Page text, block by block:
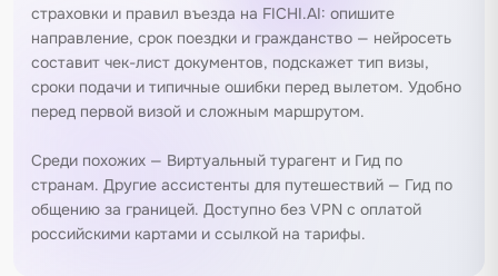
страховки и правил въезда на FICHI.AI: опишите
направление, срок поездки и гражданство — нейросеть
составит чек-лист документов, подскажет тип визы,
сроки подачи и типичные ошибки перед вылетом. Удобно
перед первой визой и сложным маршрутом.
Среди похожих — Виртуальный турагент и Гид по
странам. Другие ассистенты для путешествий — Гид по
общению за границей. Доступно без VPN с оплатой
российскими картами и ссылкой на тарифы.